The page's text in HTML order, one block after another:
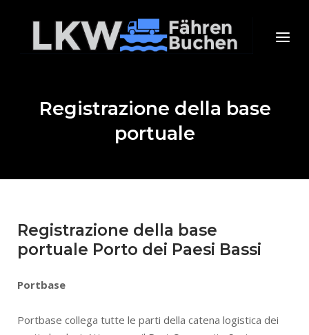
Home
Menu
Registrazione della base
portuale
Registrazione della base
portuale Porto dei Paesi Bassi
Portbase
Portbase collega tutte le parti della catena logistica dei